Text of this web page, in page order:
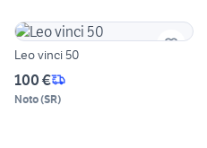
Leo vinci 50
100 €
Noto(SR)